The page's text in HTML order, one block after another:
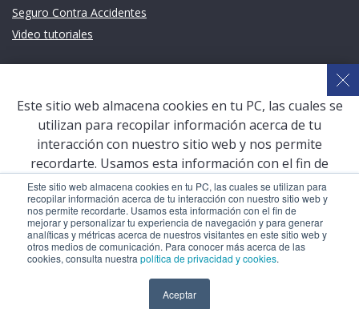
Este sitio web almacena cookies en tu PC, las cuales se utilizan para
recopilar información acerca de tu interacción con nuestro sitio web y
nos permite recordarte. Usamos esta información con el fin de
mejorar y personalizar tu experiencia de navegación y para generar
analíticas y métricas acerca de nuestros visitantes en este sitio web y
otros medios de comunicación. Para conocer más acerca de las
cookies, consulta nuestra política de privacidad y cookies.
Aceptar
Seguro Contra Accidentes
Video tutoriales
Sistema de Gestión Académica (SGA)
Defensoría Universitaria
Terceros vinculados
San Pablo Mail
Aula Virtual Pregrado
Aula Virtual Postgrado
COPYRIGHT © 2026 Universidad Católica San Pablo – RUC:
Este sitio web almacena cookies en tu PC, las cuales se
utilizan para recopilar información acerca de tu
interacción con nuestro sitio web y nos permite
recordarte. Usamos esta información con el fin de
mejorar y personalizar tu experiencia de navegación y
para generar analíticas y métricas acerca de nuestros
visitantes en este sitio web y otros medios de
comunicación. Para conocer más acerca de las cookies,
consulta nuestrapolítica de privacidad y cookies
Aceptar